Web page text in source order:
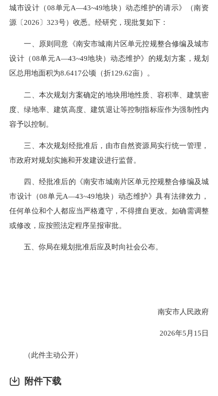
城市设计（08单元A—43~49地块）动态维护的请示》（南资
源〔2026〕323号）收悉。经研究，现批复如下：
一、原则同意《南安市城南片区单元控规整合修编及城市
设计（08单元A—43~49地块）动态维护》的规划方案，规划
区总用地面积为8.6417公顷（折129.62亩）。
二、本次规划方案确定的地块用地性质、容积率、建筑密
度、绿地率、建筑高度、建筑退让等控制指标应作为强制性内
容予以控制。
三、本次规划经批准后，由市自然资源局实行统一管理，
市政府对规划实施和开发建设进行监督。
四、经批准后的《南安市城南片区单元控规整合修编及城
市设计（08单元A—43~49地块）动态维护》具有法律效力，
任何单位和个人都应当严格遵守，不得擅自更改。如确需调整
或修改，应按照法定程序呈报审批。
五、你局在规划批准后应及时向社会公布。
南安市人民政府
2026年5月15日
（此件主动公开）
附件下载